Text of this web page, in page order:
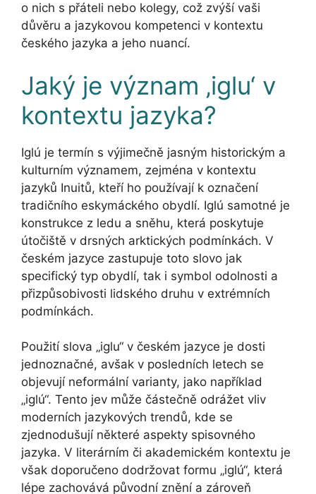
o nich s přáteli nebo kolegy, což zvýší vaši
důvěru a jazykovou kompetenci v kontextu
českého jazyka a jeho nuancí.
Jaký je význam ‚iglu‘ v
kontextu jazyka?
Iglú je termín s výjimečně jasným historickým a
kulturním významem, zejména v kontextu
jazyků Inuitů, kteří ho používají k označení
tradičního eskymáckého obydlí. Iglú samotné je
konstrukce z ledu a sněhu, která poskytuje
útočiště v drsných arktických podmínkách. V
českém jazyce zastupuje toto slovo jak
specifický typ obydlí, tak i symbol odolnosti a
přizpůsobivosti lidského druhu v extrémních
podmínkách.
Použití slova „iglu“ v českém jazyce je dosti
jednoznačné, avšak v posledních letech se
objevují neformální varianty, jako například
„iglú“. Tento jev může částečně odrážet vliv
moderních jazykových trendů, kde se
zjednodušují některé aspekty spisovného
jazyka. V literárním či akademickém kontextu je
však doporučeno dodržovat formu „iglú“, která
lépe zachovává původní znění a zároveň